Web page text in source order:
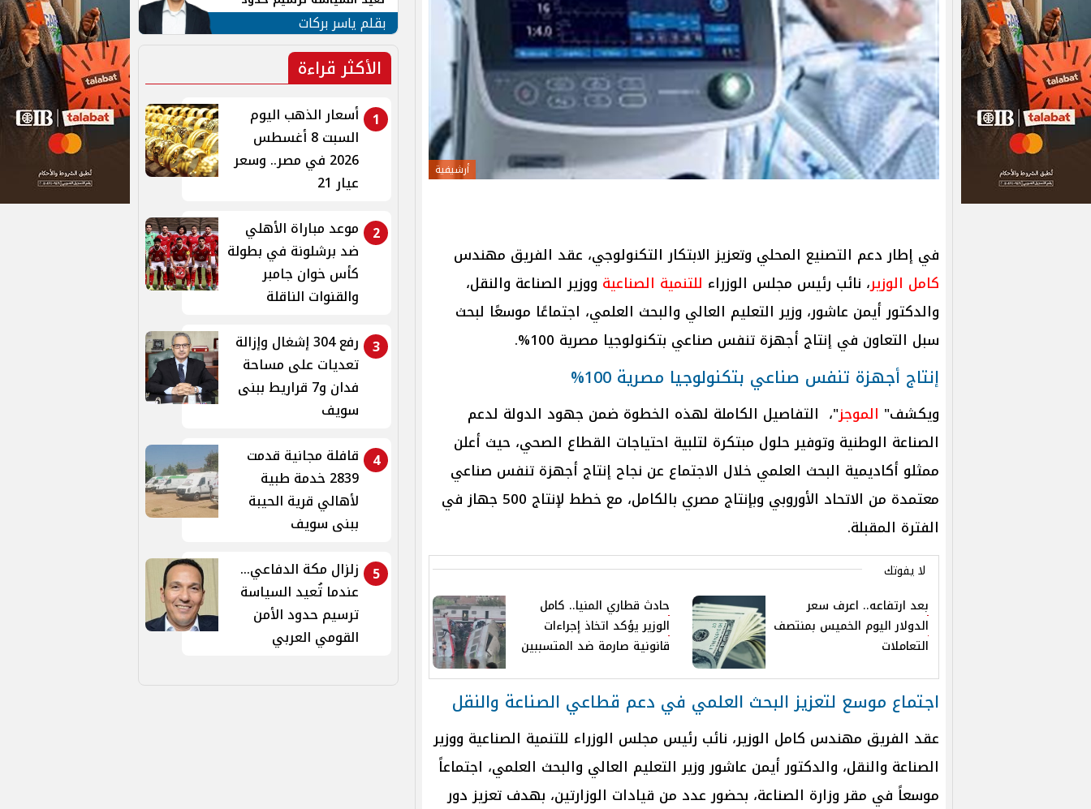
أرشيفية
في إطار دعم التصنيع المحلي وتعزيز الابتكار التكنولوجي، عقد الفريق مهندس
كامل الوزير، نائب رئيس مجلس الوزراء للتنمية الصناعية ووزير الصناعة والنقل،
والدكتور أيمن عاشور، وزير التعليم العالي والبحث العلمي، اجتماعًا موسعًا لبحث
سبل التعاون في إنتاج أجهزة تنفس صناعي بتكنولوجيا مصرية 100%.
إنتاج أجهزة تنفس صناعي بتكنولوجيا مصرية 100%
ويكشف" الموجز"، التفاصيل الكاملة لهذه الخطوة ضمن جهود الدولة لدعم
الصناعة الوطنية وتوفير حلول مبتكرة لتلبية احتياجات القطاع الصحي، حيث أعلن
ممثلو أكاديمية البحث العلمي خلال الاجتماع عن نجاح إنتاج أجهزة تنفس صناعي
معتمدة من الاتحاد الأوروبي وبإنتاج مصري بالكامل، مع خطط لإنتاج 500 جهاز في
الفترة المقبلة.
لا يفوتك
بعد ارتفاعه.. اعرف سعر
الدولار اليوم الخميس بمنتصف
التعاملات
حادث قطاري المنيا.. كامل
الوزير يؤكد اتخاذ إجراءات
قانونية صارمة ضد المتسببين
اجتماع موسع لتعزيز البحث العلمي في دعم قطاعي الصناعة والنقل
عقد الفريق مهندس كامل الوزير، نائب رئيس مجلس الوزراء للتنمية الصناعية ووزير
الصناعة والنقل، والدكتور أيمن عاشور وزير التعليم العالي والبحث العلمي، اجتماعاً
موسعاً في مقر وزارة الصناعة، بحضور عدد من قيادات الوزارتين، بهدف تعزيز دور
الأمن القومي العربي
بقلم ياسر بركات
الأكثر قراءة
1
أسعار الذهب اليوم
السبت 8 أغسطس
2026 في مصر.. وسعر
عيار 21
2
موعد مباراة الأهلي
ضد برشلونة في بطولة
كأس خوان جامبر
والقنوات الناقلة
3
رفع 304 إشغال وإزالة
تعديات على مساحة
فدان و7 قراريط ببنى
سويف
4
قافلة مجانية قدمت
2839 خدمة طبية
لأهالي قرية الحيبة
ببنى سويف
5
زلزال مكة الدفاعي...
عندما تُعيد السياسة
ترسيم حدود الأمن
القومي العربي